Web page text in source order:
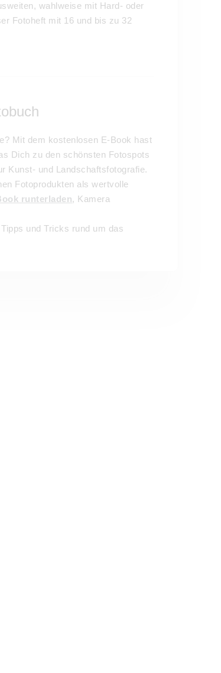
wahlweise mit Hard- oder
Fotoheft mit 16 und bis zu 32
Mit dem kostenlosen E-Book hast
Dich zu den schönsten Fotospots
Kunst- und Landschaftsfotografie.
Fotoprodukten als wertvolle
runterladen, Kamera
und Tricks rund um das